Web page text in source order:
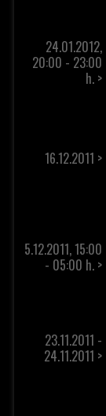
24.01.2012,
20:00 - 23:00
h. >
16.12.2011 >
5.12.2011, 15:00
- 05:00 h. >
23.11.2011 -
24.11.2011 >